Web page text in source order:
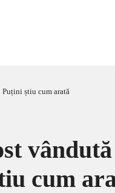
Puțini știu cum arată
cum